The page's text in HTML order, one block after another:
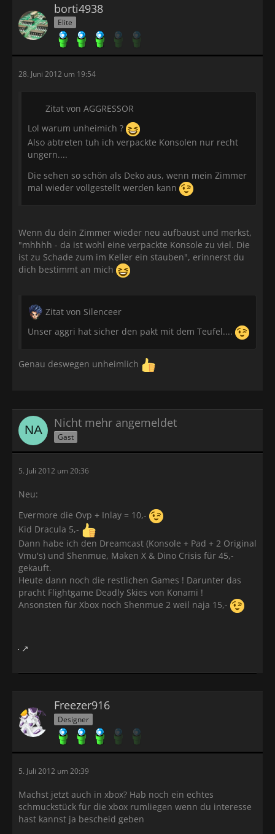
borti4938
Elite
28. Juni 2012 um 19:54
Zitat von AGGRESSOR
Lol warum unheimich ?
Also abtreten tuh ich verpackte Konsolen nur recht
ungern....
Die sehen so schön als Deko aus, wenn mein Zimmer
mal wieder vollgestellt werden kann
Wenn du dein Zimmer wieder neu aufbaust und merkst,
"mhhhh - da ist wohl eine verpackte Konsole zu viel. Die
ist zu Schade zum im Keller ein stauben", erinnerst du
dich bestimmt an mich
Zitat von Silenceer
Unser aggri hat sicher den pakt mit dem Teufel....
Genau deswegen unheimlich
Nicht mehr angemeldet
Gast
5. Juli 2012 um 20:36
Neu:
Evermore die Ovp + Inlay = 10,-
Kid Dracula 5,-
Dann habe ich den Dreamcast (Konsole + Pad + 2 Original
Vmu's) und Shenmue, Maken X & Dino Crisis für 45,-
gekauft.
Heute dann noch die restlichen Games ! Darunter das
pracht Flightgame Deadly Skies von Konami !
Ansonsten für Xbox noch Shenmue 2 weil naja 15,-
Freezer916
Designer
5. Juli 2012 um 20:39
Machst jetzt auch in xbox? Hab noch ein echtes
schmuckstück für die xbox rumliegen wenn du interesse
hast kannst ja bescheid geben